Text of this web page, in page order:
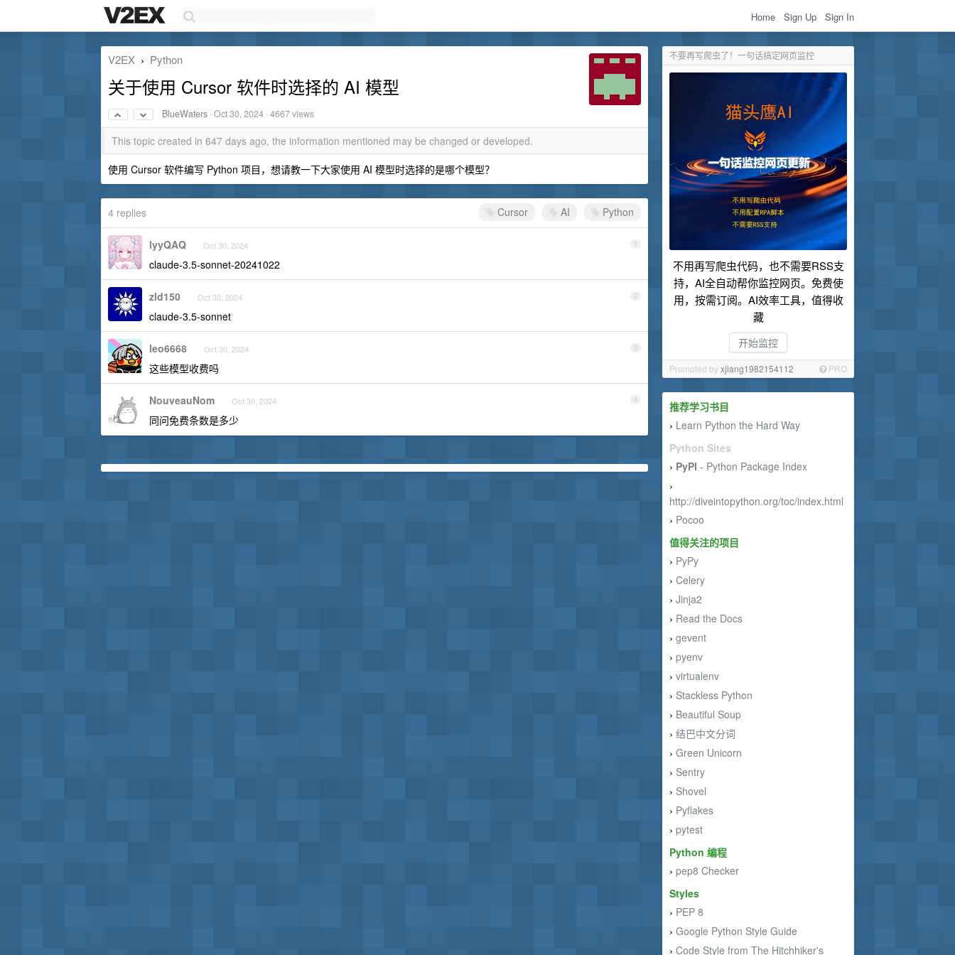
Home Sign Up Sign In
不要再写爬虫了！一句话搞定网页监控
不用再写爬虫代码，也不需要RSS支
持，AI全自动帮你监控网页。免费使
用，按需订阅。AI效率工具，值得收
藏
开始监控
Promoted byxjiang1982154112 PRO
推荐学习书目
› Learn Python the Hard Way
Python Sites
› PyPI - Python Package Index
›
http://diveintopython.org/toc/index.html
› Pocoo
值得关注的项目
› PyPy
› Celery
› Jinja2
› Read the Docs
› gevent
› pyenv
› virtualenv
› Stackless Python
› Beautiful Soup
› 结巴中文分词
› Green Unicorn
› Sentry
› Shovel
› Pyflakes
› pytest
Python 编程
› pep8 Checker
Styles
› PEP 8
› Google Python Style Guide
› Code Style from The Hitchhiker's
V2EX › Python
关于使用 Cursor 软件时选择的 AI 模型
BlueWaters ·Oct 30, 2024 · 4667 views
This topic created in 647 days ago, the information mentioned may be changed or developed.
使用 Cursor 软件编写 Python 项目，想请教一下大家使用 AI 模型时选择的是哪个模型？
Cursor AI Python
4 replies
1
lyyQAQ Oct 30, 2024
claude-3.5-sonnet-20241022
2
zld150 Oct 30, 2024
claude-3.5-sonnet
3
leo6668 Oct 30, 2024
这些模型收费吗
4
NouveauNom Oct 30, 2024
同问免费条数是多少